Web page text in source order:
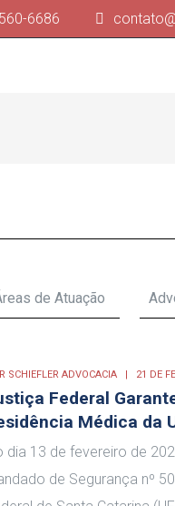
6686
SCHIEFLER ADVOCACIA 21 DE
Federal
Médica da
dia 13 de fevereiro de
de Segurança nº